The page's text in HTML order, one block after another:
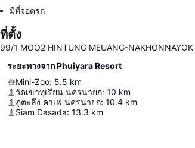
มีที่จอดรถ
ที่ตั้ง
99/1 MOO2 HINTUNG MEUANG-
ระยะทางจาก Phuiyara Resort
Mini-Zoo: 5.5 km
วัดเขาทุเรียน นครนายก: 10 km
ภูตะลึง คาเฟ่ นครนายก: 10.4 km
Siam Dasada: 13.3 km